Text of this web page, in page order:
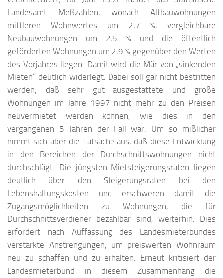
Landesamt Meßzahlen, wonach Altbauwohnungen
mittleren Wohnwertes um 2,7 %, vergleichbare
Neubauwohnungen um 2,5 % und die öffentlich
geförderten Wohnungen um 2,9 % gegenüber den Werten
des Vorjahres liegen. Damit wird die Mär von „sinkenden
Mieten“ deutlich widerlegt. Dabei soll gar nicht bestritten
werden, daß sehr gut ausgestattete und große
Wohnungen im Jahre 1997 nicht mehr zu den Preisen
neuvermietet werden können, wie dies in den
vergangenen 5 Jahren der Fall war. Um so mißlicher
nimmt sich aber die Tatsache aus, daß diese Entwicklung
in den Bereichen der Durchschnittswohnungen nicht
durchschlägt. Die jüngsten Mietsteigerungsraten liegen
deutlich über den Steigerungsraten bei den
Lebenshaltungskosten und erschweren damit die
Zugangsmöglichkeiten zu Wohnungen, die für
Durchschnittsverdiener bezahlbar sind, weiterhin. Dies
erfordert nach Auffassung des Landesmieterbundes
verstärkte Anstrengungen, um preiswerten Wohnraum
neu zu schaffen und zu erhalten. Erneut kritisiert der
Landesmieterbund in diesem Zusammenhang die